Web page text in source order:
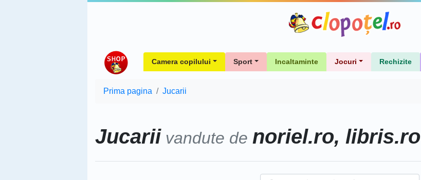
Camera copilului Sport Incaltaminte Jocuri Rechizite
Prima pagina Jucarii
Jucarii vandute de noriel.ro, libris.ro